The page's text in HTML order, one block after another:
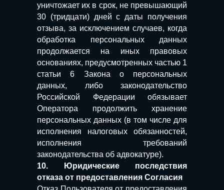
уничтожает их в срок, не превышающий
30 (тридцати) дней с даты получения
отзыва, за исключением случаев, когда
обработка персональных данных
продолжается на иных правовых
основаниях, предусмотренных частью 1
статьи 6 Закона о персональных
данных, либо законодательство
Российской Федерации обязывает
Оператора продолжить хранение
персональных данных (в том числе для
исполнения налоговых обязанностей,
исполнения требований
законодательства об адвокатуре).
10. Юридические последствия
отказа от предоставления Согласия